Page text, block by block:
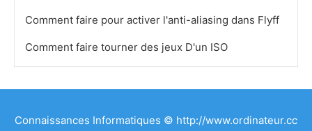
Comment faire pour activer l'anti-aliasing dans Flyff
Comment faire tourner des jeux D'un ISO
Connaissances Informatiques © http://www.ordinateur.cc